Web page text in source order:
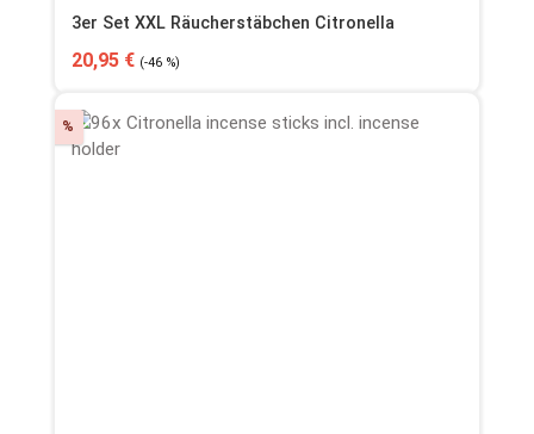
Durchschnittliche Bewertung von 4.74 von 5 Sternen
3er Set XXL Räucherstäbchen Citronella
Verkaufspreis:
20,95 € Regulärer Preis:
(-46 %)
% Rabatt